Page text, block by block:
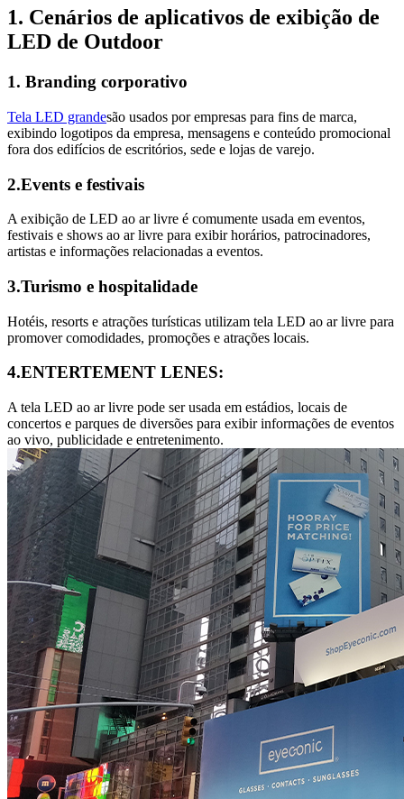
1. Cenários de aplicativos de exibição de
LED de Outdoor
1. Branding corporativo
Tela LED grandesão usados ​​por empresas para fins de marca,
exibindo logotipos da empresa, mensagens e conteúdo promocional
fora dos edifícios de escritórios, sede e lojas de varejo.
2.Events e festivais
A exibição de LED ao ar livre é comumente usada em eventos,
festivais e shows ao ar livre para exibir horários, patrocinadores,
artistas e informações relacionadas a eventos.
3.Turismo e hospitalidade
Hotéis, resorts e atrações turísticas utilizam tela LED ao ar livre para
promover comodidades, promoções e atrações locais.
4.ENTERTEMENT LENES:
A tela LED ao ar livre pode ser usada em estádios, locais de
concertos e parques de diversões para exibir informações de eventos
ao vivo, publicidade e entretenimento.